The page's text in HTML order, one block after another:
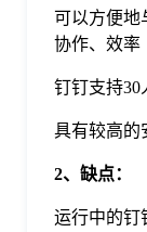
可以方便地
协作、效率
钉钉支持30
具有较高的
2、缺点：
运行中的钉